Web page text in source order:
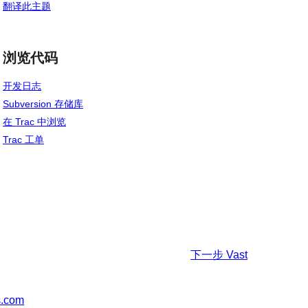
翻译此主题
浏览代码
开发日志
Subversion 存储库
在 Trac 中浏览
Trac 工单
下一步 Vast